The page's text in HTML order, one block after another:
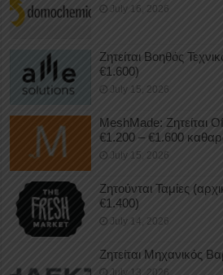
July 16, 2026
Ζητείται Βοηθός
€1.600)
July 15, 2026
MeshMade: Ζητείται
€1.200 – €1.600
July 15, 2026
Ζητούνται Ταμίες
€1.400)
July 14, 2026
Ζητείται Μηχανικός